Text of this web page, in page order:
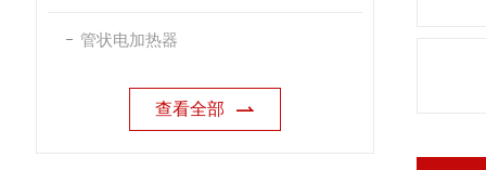
管状电加热器
查看全部